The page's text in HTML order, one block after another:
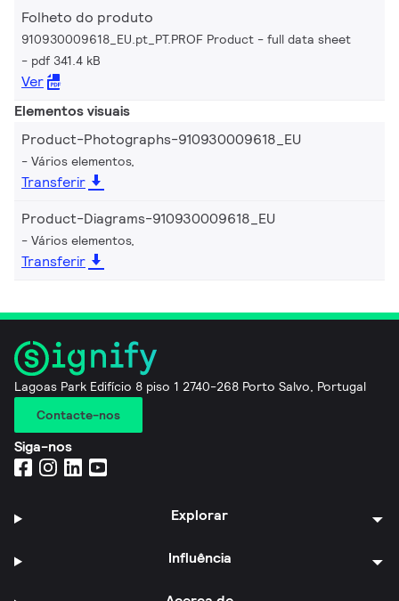
Folheto do produto
910930009618_EU.pt_PT.PROF Product - full data sheet
pdf 341.4 kB
Ver
Elementos visuais
Product-Photographs-910930009618_EU
Vários elementos,
Transferir
Product-Diagrams-910930009618_EU
Vários elementos,
Transferir
Lagoas Park Edifício 8 piso 1 2740-268 Porto Salvo, Portugal
Contacte-nos
Siga-nos
Explorar
Influência